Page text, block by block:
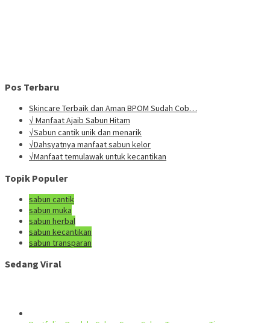
Pos Terbaru
Skincare Terbaik dan Aman BPOM Sudah Cob…
√ Manfaat Ajaib Sabun Hitam
√Sabun cantik unik dan menarik
√Dahsyatnya manfaat sabun kelor
√Manfaat temulawak untuk kecantikan
Topik Populer
sabun cantik
sabun muka
sabun herbal
sabun kecantikan
sabun transparan
Sedang Viral